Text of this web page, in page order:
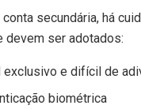
secundária, há
devem ser adotados:
exclusivo e difícil de
biométrica